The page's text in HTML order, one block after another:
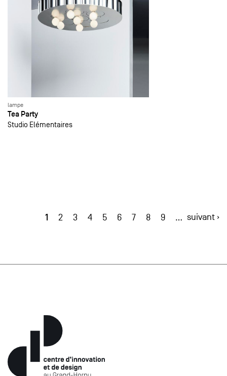
lampe
Tea Party
Studio Elémentaires
1 2 3 4 5 6 7 8 9 … suivant ›